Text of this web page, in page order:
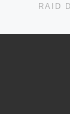
RAID